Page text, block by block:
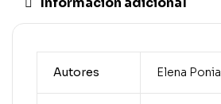
Autores Elena